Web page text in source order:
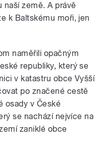
naší země. A právě
k Baltskému moři, jen
naměřili opačným
republiky, který se
v katastru obce Vyšší
po značené cestě
osady v České
se nachází nejvíce na
zaniklé obce